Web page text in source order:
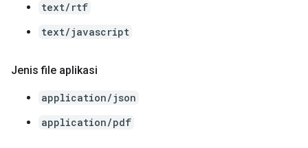
text/rtf
text/javascript
Jenis file aplikasi
application/json
application/pdf